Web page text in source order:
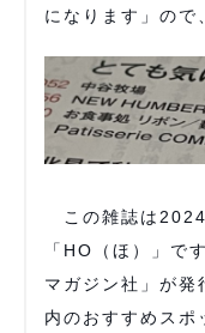
になります」ので
この雑誌は
「HO（ほ）」で
マガジン社」が発
内のおすすめスポ